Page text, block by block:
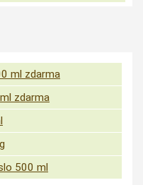
ml zdarma
zdarma
500 ml